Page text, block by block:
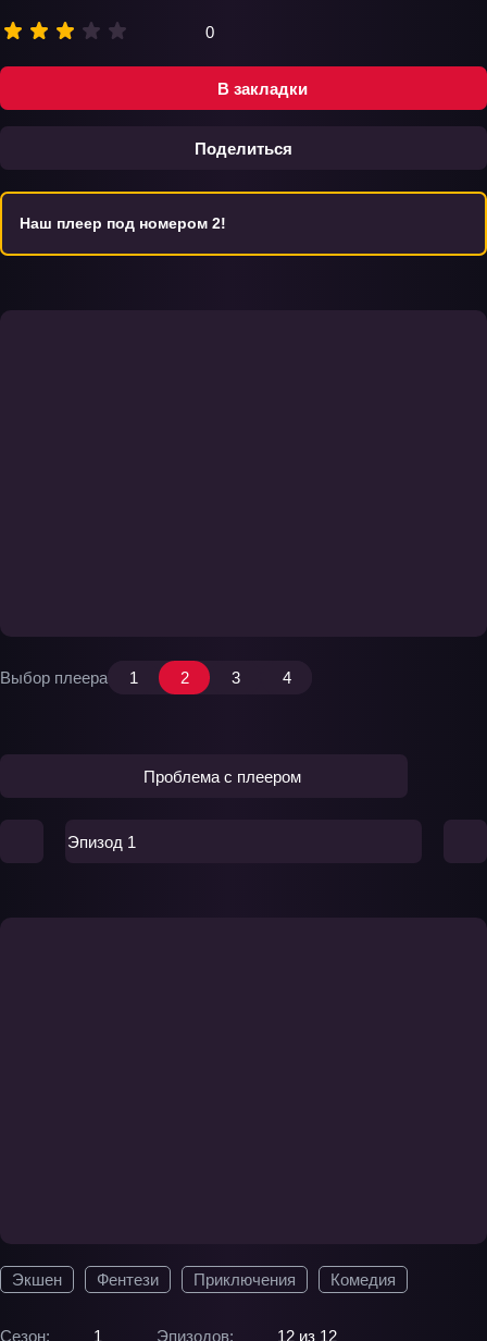
В закладки
Поделиться
0
Экшен Фентези Приключения Комедия
Сезон: 1 Эпизодов: 12 из 12
Наш плеер под номером 2!
Выбор плеера 1 2 3 4
Проблема с плеером
Эпизод 1